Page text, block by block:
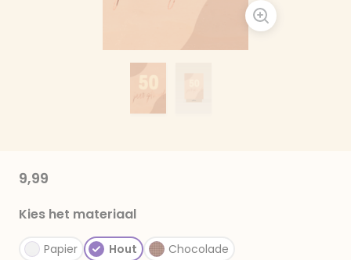
9,99
Kies het materiaal
Papier Hout Chocolade